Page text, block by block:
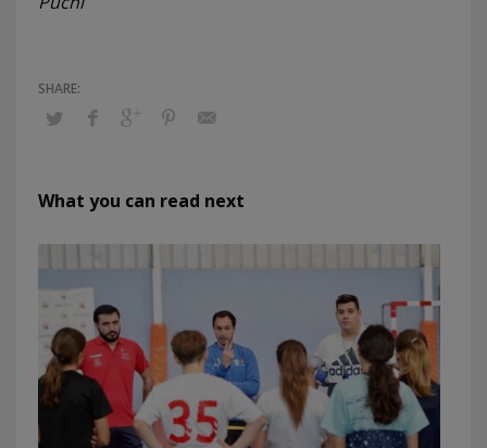
What you can read next